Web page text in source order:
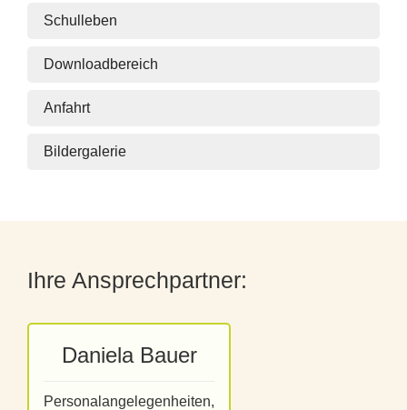
Schulleben
Downloadbereich
Anfahrt
Bildergalerie
Ihre Ansprechpartner:
Daniela Bauer
Personalangelegenheiten,